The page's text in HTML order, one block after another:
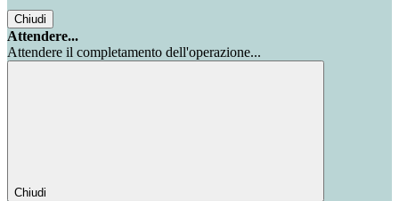
Chiudi
Attendere...
Attendere il completamento dell'operazione...
Chiudi